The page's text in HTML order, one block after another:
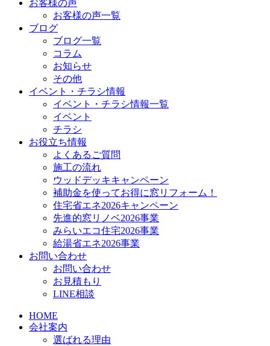
お客様の声
お客様の声一覧
ブログ
ブログ一覧
コラム
お知らせ
その他
イベント・チラシ情報
イベント・チラシ情報一覧
イベント
チラシ
お役立ち情報
よくあるご質問
施工の流れ
ウッドデッキキャンペーン
補助金を使ってお得に窓リフォーム！
住宅省エネ2026キャンペーン
先進的窓リノベ2026事業
みらいエコ住宅2026事業
給湯省エネ2026事業
お問い合わせ
お問い合わせ
お見積もり
LINE相談
HOME
会社案内
選ばれる理由